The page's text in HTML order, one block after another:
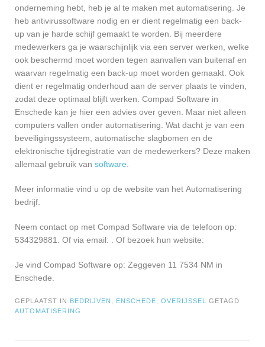
onderneming hebt, heb je al te maken met automatisering. Je
heb antivirussoftware nodig en er dient regelmatig een back-
up van je harde schijf gemaakt te worden. Bij meerdere
medewerkers ga je waarschijnlijk via een server werken, welke
ook beschermd moet worden tegen aanvallen van buitenaf en
waarvan regelmatig een back-up moet worden gemaakt. Ook
dient er regelmatig onderhoud aan de server plaats te vinden,
zodat deze optimaal blijft werken. Compad Software in
Enschede kan je hier een advies over geven. Maar niet alleen
computers vallen onder automatisering. Wat dacht je van een
beveiligingssysteem, automatische slagbomen en de
elektronische tijdregistratie van de medewerkers? Deze maken
allemaal gebruik van software
Meer informatie vind u op de website van het Automatisering
bedrijf.
Neem contact op met Compad Software via de telefoon op:
534329881. Of via email:
. Of bezoek hun website:
Je vind Compad Software op: Zeggeven 11 7534 NM in
Enschede.
GEPLAATST IN BEDRIJVEN ENSCHEDE OVERIJSSEL
GETAGD
AUTOMATISERING